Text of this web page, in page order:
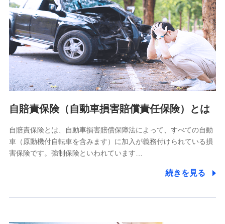
個人情報保護管理者の職名、連絡先
株式会社ドコモ・インシュアランス 営業部長
〒103-0013 東京都中央区日本橋人形町2-14-10 アーバン
ネット日本橋ビル 3F
株式会社ドコモ・インシュアランス
個人情報の第三者提供について
除き、第三者に提供いたしません。
業務の委託
当社は利用目的の達成に必要な範囲内において個人情報の取
自賠責保険（自動車損害賠償責任保険）とは
自賠責保険とは、自動車損害賠償保障法によって、すべての自動
車（原動機付自転車を含みます）に加入が義務付けられている損
害保険です。強制保険といわれています…
続きを見る